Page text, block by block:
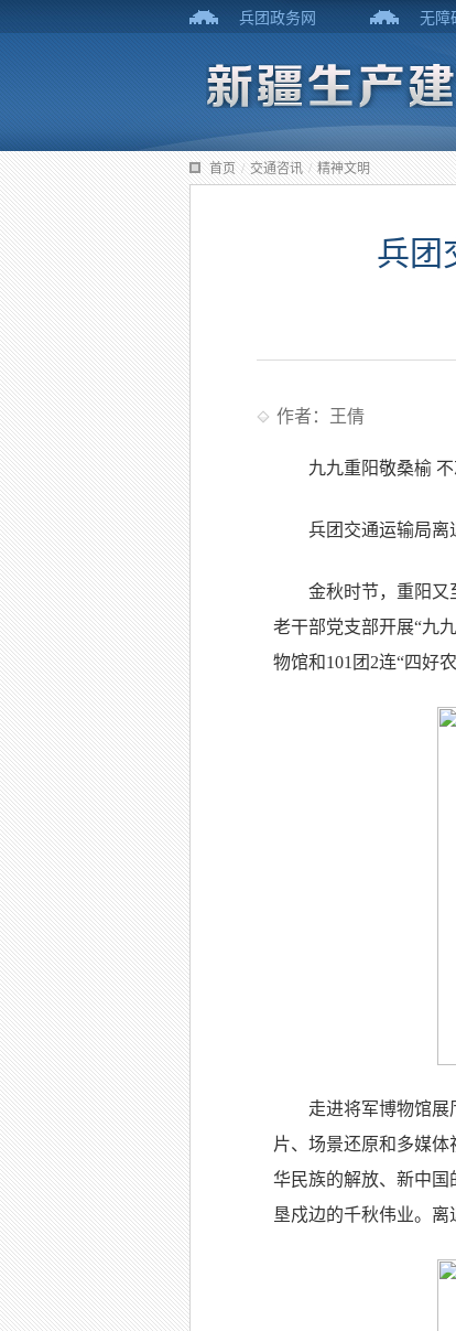
兵团政务网 无障
首页 / 交通咨讯 / 精神文明
兵团
作者：王倩
九九重阳敬桑榆
兵团交通运输局离
金秋时节，重阳又
老干部党支部开展“九
物馆和101团2连“四好
走进将军博物馆展
片、场景还原和多媒
华民族的解放、新中
垦戍边的千秋伟业。离